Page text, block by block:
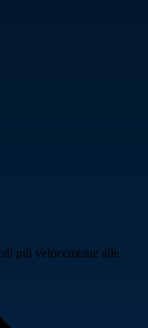
più velocemente alle